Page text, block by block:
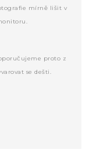
mírně lišit v
proto z
se dešti.